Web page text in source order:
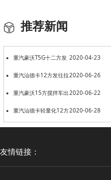
推荐新闻
2020-04-23
重汽豪沃T5G十二方发
往江苏 2020-06-26
重汽汕德卡12方发往拉
萨 2020-06-22
重汽豪沃15方搅拌车出
发云南 2020-06-28
重汽汕德卡轻量化12方
出发湖南
友情链接：